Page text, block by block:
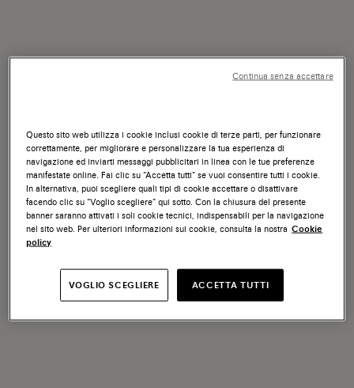
Questo sito web utilizza i cookie inclusi cookie di terze parti, per funzionare
correttamente, per migliorare e personalizzare la tua esperienza di
navigazione ed inviarti messaggi pubblicitari in linea con le tue preferenze
manifestate online. Fai clic su “Accetta tutti” se vuoi consentire tutti i cookie.
In alternativa, puoi scegliere quali tipi di cookie accettare o disattivare
facendo clic su “Voglio scegliere” qui sotto. Con la chiusura del presente
banner saranno attivati i soli cookie tecnici, indispensabili per la navigazione
nel sito web. Per ulteriori informazioni sui cookie, consulta la nostra Cookie
policy
VOGLIO SCEGLIERE ACCETTA TUTTI
Continua senza accettare